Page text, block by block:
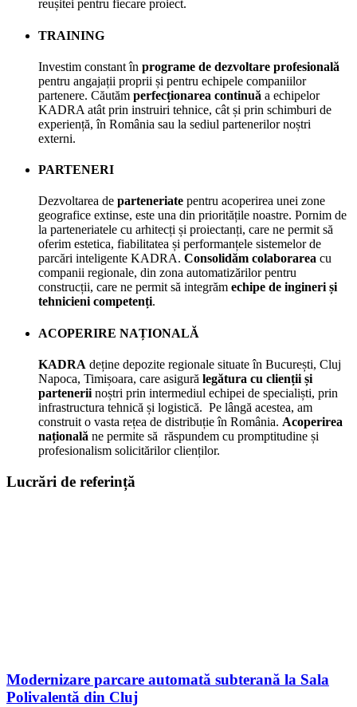
reușitei pentru fiecare proiect.
TRAINING
Investim constant în programe de dezvoltare profesională
pentru angajații proprii și pentru echipele companiilor
partenere. Căutăm perfecționarea continuă a echipelor
KADRA atât prin instruiri tehnice, cât și prin schimburi de
experiență, în România sau la sediul partenerilor noștri
externi.
PARTENERI
Dezvoltarea de parteneriate pentru acoperirea unei zone
geografice extinse, este una din prioritățile noastre. Pornim de
la parteneriatele cu arhitecți și proiectanți, care ne permit să
oferim estetica, fiabilitatea și performanțele sistemelor de
parcări inteligente KADRA. Consolidăm colaborarea cu
companii regionale, din zona automatizărilor pentru
construcții, care ne permit să integrăm echipe de ingineri și
tehnicieni competenți.
ACOPERIRE NAȚIONALĂ
KADRA deține depozite regionale situate în București, Cluj
Napoca, Timișoara, care asigură legătura cu clienții și
partenerii noștri prin intermediul echipei de specialiști, prin
infrastructura tehnică și logistică. Pe lângă acestea, am
construit o vasta rețea de distribuție în România. Acoperirea
națională ne permite să răspundem cu promptitudine și
profesionalism solicitărilor clienților.
Lucrări de referință
Modernizare parcare automată subterană la Sala
Polivalentă din Cluj